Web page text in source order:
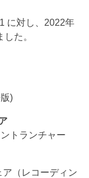
に対し、2022年
た。
)
トランチャー
（レコーディン